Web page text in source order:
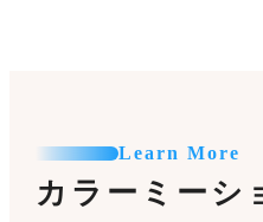
Learn More
カラーミーシ